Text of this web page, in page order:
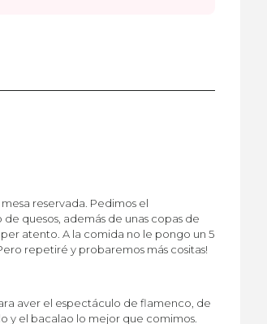
reservada. Pedimos el
quesos, además de unas copas de
atento. A la comida no le pongo un 5
repetiré y probaremos más cositas!
aver el espectáculo de flamenco, de
y el bacalao lo mejor que comimos.